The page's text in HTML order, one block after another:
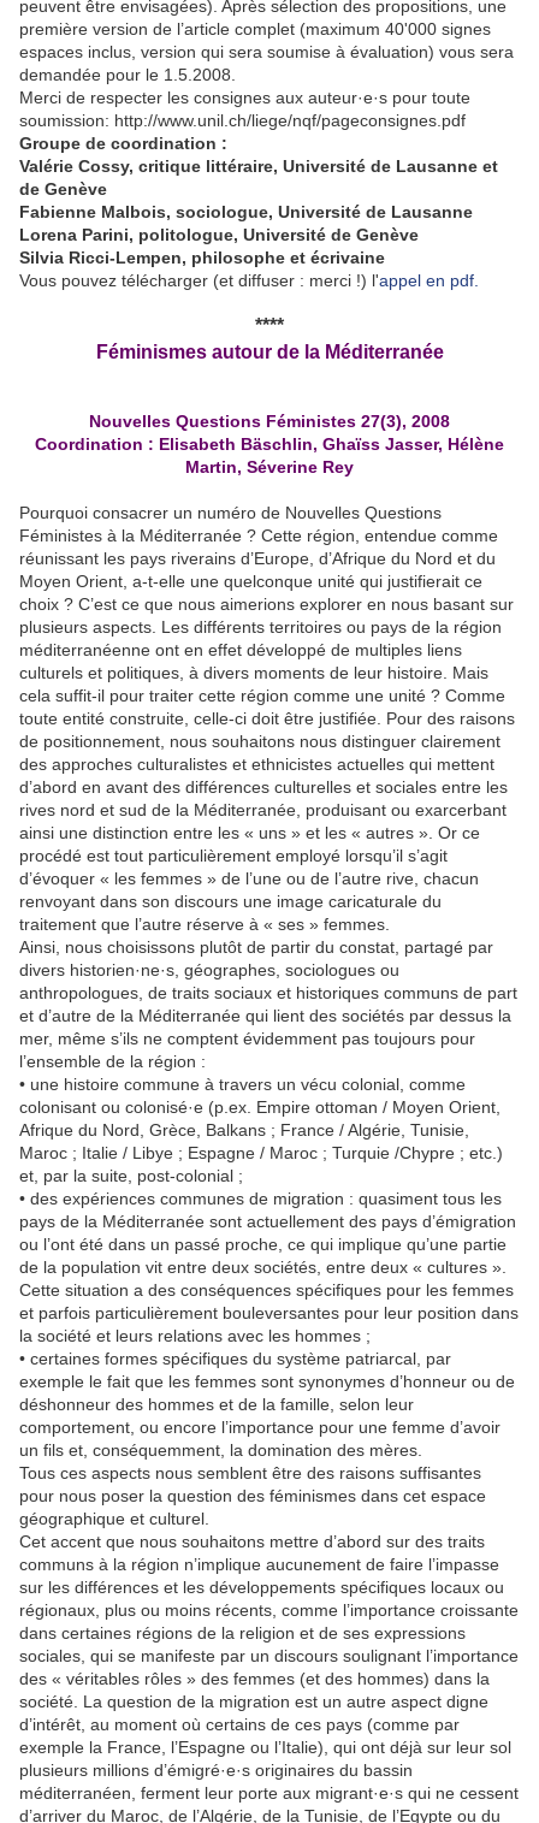
peuvent être envisagées). Après sélection des propositions, une
première version de l’article complet (maximum 40'000 signes
espaces inclus, version qui sera soumise à évaluation) vous sera
demandée pour le 1.5.2008.
Merci de respecter les consignes aux auteur·e·s pour toute
soumission: http://www.unil.ch/liege/nqf/pageconsignes.pdf
Groupe de coordination :
Valérie Cossy, critique littéraire, Université de Lausanne et
de Genève
Fabienne Malbois, sociologue, Université de Lausanne
Lorena Parini, politologue, Université de Genève
Silvia Ricci-Lempen, philosophe et écrivaine
Vous pouvez télécharger (et diffuser : merci !) l'appel en pdf.
****
Féminismes autour de la Méditerranée
Nouvelles Questions Féministes 27(3), 2008
Coordination : Elisabeth Bäschlin, Ghaïss Jasser, Hélène
Martin, Séverine Rey
Pourquoi consacrer un numéro de Nouvelles Questions
Féministes à la Méditerranée ? Cette région, entendue comme
réunissant les pays riverains d’Europe, d’Afrique du Nord et du
Moyen Orient, a-t-elle une quelconque unité qui justifierait ce
choix ? C’est ce que nous aimerions explorer en nous basant sur
plusieurs aspects. Les différents territoires ou pays de la région
méditerranéenne ont en effet développé de multiples liens
culturels et politiques, à divers moments de leur histoire. Mais
cela suffit-il pour traiter cette région comme une unité ? Comme
toute entité construite, celle-ci doit être justifiée. Pour des raisons
de positionnement, nous souhaitons nous distinguer clairement
des approches culturalistes et ethnicistes actuelles qui mettent
d’abord en avant des différences culturelles et sociales entre les
rives nord et sud de la Méditerranée, produisant ou exarcerbant
ainsi une distinction entre les « uns » et les « autres ». Or ce
procédé est tout particulièrement employé lorsqu’il s’agit
d’évoquer « les femmes » de l’une ou de l’autre rive, chacun
renvoyant dans son discours une image caricaturale du
traitement que l’autre réserve à « ses » femmes.
Ainsi, nous choisissons plutôt de partir du constat, partagé par
divers historien·ne·s, géographes, sociologues ou
anthropologues, de traits sociaux et historiques communs de part
et d’autre de la Méditerranée qui lient des sociétés par dessus la
mer, même s’ils ne comptent évidemment pas toujours pour
l’ensemble de la région :
• une histoire commune à travers un vécu colonial, comme
colonisant ou colonisé·e (p.ex. Empire ottoman / Moyen Orient,
Afrique du Nord, Grèce, Balkans ; France / Algérie, Tunisie,
Maroc ; Italie / Libye ; Espagne / Maroc ; Turquie /Chypre ; etc.)
et, par la suite, post-colonial ;
• des expériences communes de migration : quasiment tous les
pays de la Méditerranée sont actuellement des pays d’émigration
ou l’ont été dans un passé proche, ce qui implique qu’une partie
de la population vit entre deux sociétés, entre deux « cultures ».
Cette situation a des conséquences spécifiques pour les femmes
et parfois particulièrement bouleversantes pour leur position dans
la société et leurs relations avec les hommes ;
• certaines formes spécifiques du système patriarcal, par
exemple le fait que les femmes sont synonymes d’honneur ou de
déshonneur des hommes et de la famille, selon leur
comportement, ou encore l’importance pour une femme d’avoir
un fils et, conséquemment, la domination des mères.
Tous ces aspects nous semblent être des raisons suffisantes
pour nous poser la question des féminismes dans cet espace
géographique et culturel.
Cet accent que nous souhaitons mettre d’abord sur des traits
communs à la région n’implique aucunement de faire l’impasse
sur les différences et les développements spécifiques locaux ou
régionaux, plus ou moins récents, comme l’importance croissante
dans certaines régions de la religion et de ses expressions
sociales, qui se manifeste par un discours soulignant l’importance
des « véritables rôles » des femmes (et des hommes) dans la
société. La question de la migration est un autre aspect digne
d’intérêt, au moment où certains de ces pays (comme par
exemple la France, l’Espagne ou l’Italie), qui ont déjà sur leur sol
plusieurs millions d’émigré·e·s originaires du bassin
méditerranéen, ferment leur porte aux migrant·e·s qui ne cessent
d’arriver du Maroc, de l’Algérie, de la Tunisie, de l’Egypte ou du